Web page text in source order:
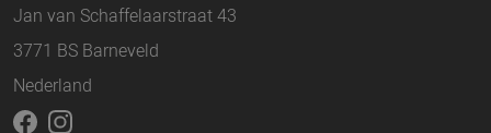
Jan van Schaffelaarstraat 43
3771 BS Barneveld
Nederland